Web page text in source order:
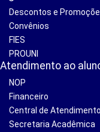
Descontos e
Convênios
FIES
PROUNI
Atendimento ao
NOP
Financeiro
Central de Atendimento
Secretaria Acadêmica